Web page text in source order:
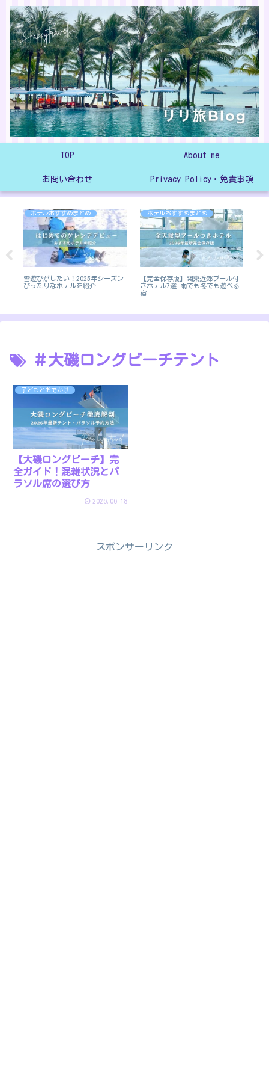
TOP About me
お問い合わせ Privacy Policy・免責事項
ホテルおすすめまとめ
雪遊びがしたい！2025年シーズン
ぴったりなホテルを紹介
ホテルおすすめまとめ
【完全保存版】関東近郊プール付
きホテル7選 雨でも冬でも遊べる
宿
＃大磯ロングビーチテント
子どもとおでかけ
【大磯ロングビーチ】完
全ガイド！混雑状況とパ
ラソル席の選び方
2026.06.18
スポンサーリンク